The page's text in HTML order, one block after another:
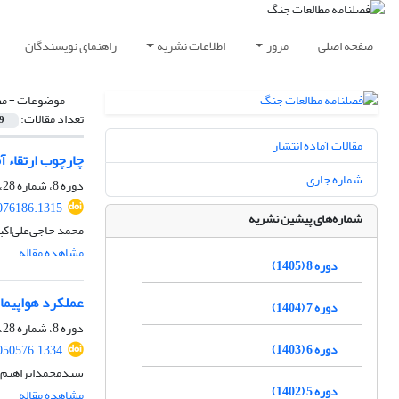
صفحه اصلی مرور اطلاعات نشریه راهنمای نویسندگان
موضوعات =
تعداد مقالات:
چارچوب
دوره 8، شماره 28، بهار 1405
محمد
مشاهده مقاله
عملکرد هواپیماهای ترابری ث-130 ارتش جمهوری اسلامی ایران در
دوره 8، شماره 28، بهار 1405
مقالات آماده انتشار
شماره جاری
شماره‌های پیشین نشریه
دوره 8 (1405)
دوره 7 (1404)
دوره 6 (1403)
دوره 5 (1402)